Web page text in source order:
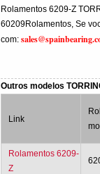
Rolamentos 6209-Z
60209Rolamentos, Se
com:
Outros modelos
Link
Rolamentos 6209-
Z